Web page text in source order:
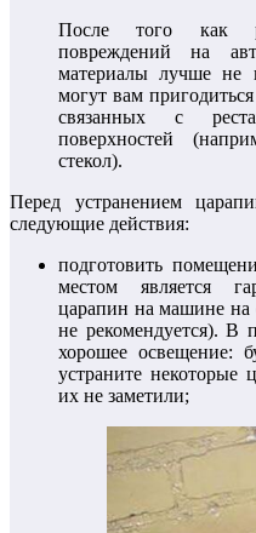
После того как
повреждений на
материалы лучше не
могут вам
связанных с
поверхностей
стекол).
Перед устранением
следующие действия:
подготовить
местом является
царапин на машине на
не рекомендуется). В
хорошее освещение:
устраните некоторые
их не заметили;